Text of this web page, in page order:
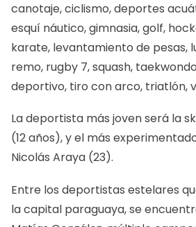
canotaje, ciclismo, deportes
esquí náutico, gimnasia, golf,
karate, levantamiento de pesas,
remo, rugby 7, squash,
deportivo, tiro con arco, triatlón,
La deportista más joven será la
(12 años), y el más
Nicolás Araya (23).
Entre los deportistas estelares
la capital paraguaya, se